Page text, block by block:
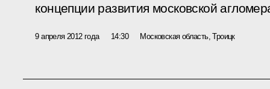
концепции развития московской
9 апреля 2012 года 14:30 Московская область, Троицк